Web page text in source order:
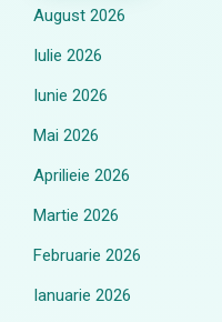
August 2026
Iulie 2026
Iunie 2026
Mai 2026
Aprilieie 2026
Martie 2026
Februarie 2026
Ianuarie 2026